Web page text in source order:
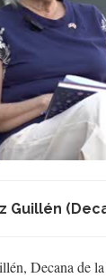
Guillén
Decana de